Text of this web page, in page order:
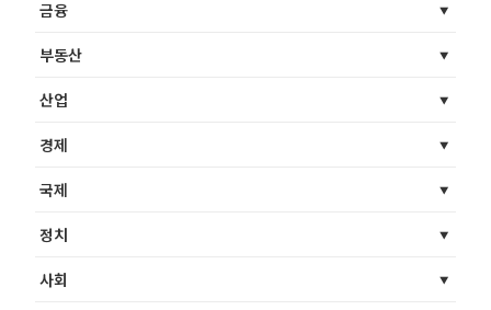
금융
부동산
산업
경제
국제
정치
사회